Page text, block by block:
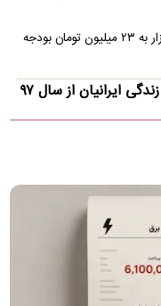
خرید ارزان‌ترین گوشی شیائومی در بازار به ۲۳ میلیون تومان بودجه
روایت آماری مسعود نیلی از زندگی ایرانیان از سال ۹۷
اقتصادی، اجتماعی،
از مرگ پدر
خورخه مسی، در شهر
شد.